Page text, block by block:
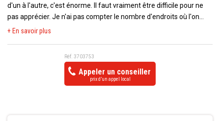
d'un à l'autre, c'est énorme. Il faut vraiment être difficile pour ne
pas apprécier. Je n'ai pas compter le nombre d'endroits où l'on
mange (au moins 15) jusque minuit pour certains. Plusieurs bars
ne peuvent toucher à rien... C'est parfait. Les piscines, les
toboggans, la plage, la météo superbe en octobre (26 à 29
degrés), c'est le bonheur. Il y a quelques magasins, un centre de
+ En savoir plus
Réf. 3703753
Appeler un conseiller
prix d’un appel local